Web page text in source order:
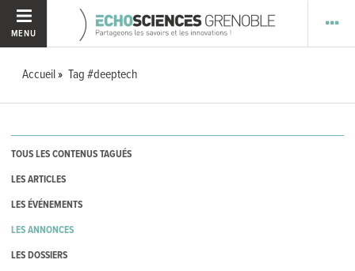
MENU
Accueil Tag #deeptech
TOUS LES CONTENUS TAGUÉS
LES ARTICLES
LES ÉVÉNEMENTS
LES ANNONCES
LES DOSSIERS